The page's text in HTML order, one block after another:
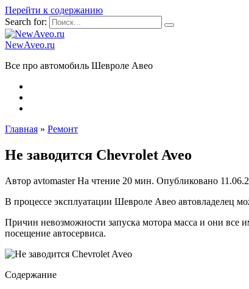
Перейти к содержанию
Search for:
NewAveo.ru
Все про автомобиль Шевроле Авео
Главная » Ремонт
Не заводится Chevrolet Aveo
Автор avtomaster На чтение 20 мин. Опубликовано
В процессе эксплуатации Шевроле Авео автовладелец
Причин невозможности запуска мотора масса и они все
посещение автосервиса.
Содержание